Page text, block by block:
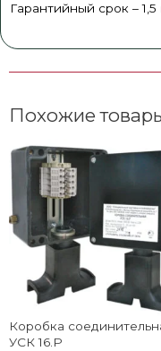
Гарантийный срок –
Похожие
Коробка
УСК 16.Р